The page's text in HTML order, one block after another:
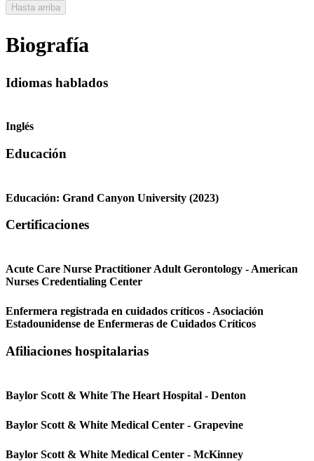
Hasta arriba
Biografía
Idiomas hablados
Inglés
Educación
Educación: Grand Canyon University (2023)
Certificaciones
Acute Care Nurse Practitioner Adult Gerontology - American
Nurses Credentialing Center
Enfermera registrada en cuidados críticos - Asociación
Estadounidense de Enfermeras de Cuidados Críticos
Afiliaciones hospitalarias
Baylor Scott & White The Heart Hospital - Denton
Baylor Scott & White Medical Center - Grapevine
Baylor Scott & White Medical Center - McKinney